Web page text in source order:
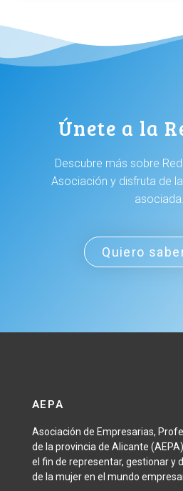
Únete a la
Descubre más sobre
Asociación y disfruta de
asociada.
Quiero
AEPA
Asociación de Empresarias,
de la provincia de Alicante
el fin de representar, gestionar y
de la mujer en el mundo